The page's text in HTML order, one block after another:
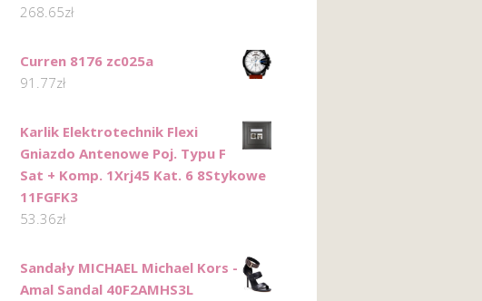
268.65zł
Curren 8176 zc025a
91.77zł
Karlik Elektrotechnik Flexi
Gniazdo Antenowe Poj. Typu F
Sat + Komp. 1Xrj45 Kat. 6 8Stykowe
11FGFK3
53.36zł
Sandały MICHAEL Michael Kors -
Amal Sandal 40F2AMHS3L